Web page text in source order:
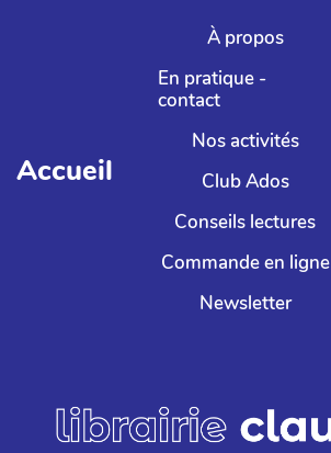
Aller au contenu principal
Accueil
À propos
En pratique -
contact
Nos activités
Club Ados
Conseils lectures
Commande en ligne
Newsletter